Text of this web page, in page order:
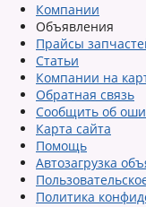
Компании
Объявления
Прайсы
Статьи
Компании на
Обратная связь
Сообщить об
Карта сайта
Помощь
Автозагрузка
Политика